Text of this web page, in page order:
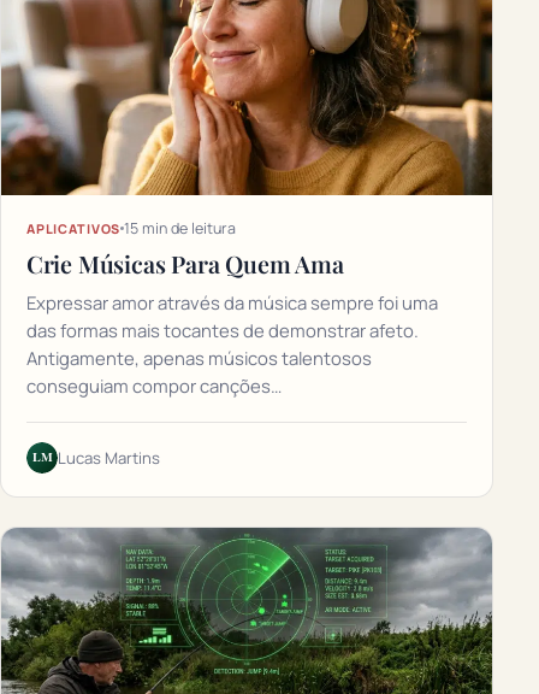
APLICATIVOS 15 min de leitura
Crie Músicas Para Quem Ama
Expressar amor através da música sempre foi uma
das formas mais tocantes de demonstrar afeto.
Antigamente, apenas músicos talentosos
conseguiam compor canções…
LM Lucas Martins